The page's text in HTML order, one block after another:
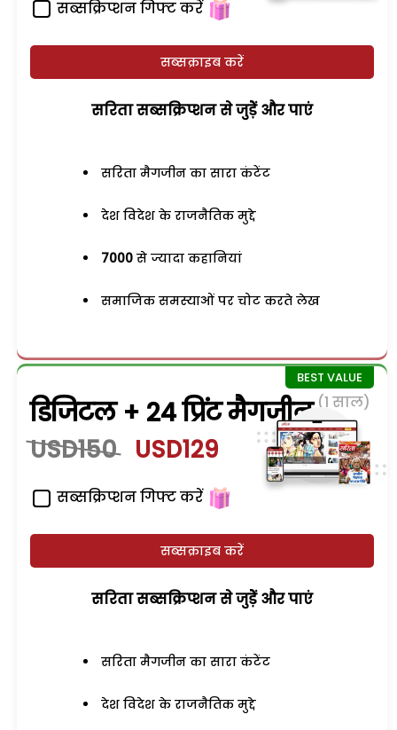
सब्सक्रिप्शन गिफ्ट करें
सब्सक्राइब करें
सरिता सब्सक्रिप्शन से जुड़ेें और पाएं
सरिता मैगजीन का सारा कंटेंट
देश विदेश के राजनैतिक मुद्दे
7000 से ज्यादा कहानियां
समाजिक समस्याओं पर चोट करते लेख
डिजिटल + 24 प्रिंट मैगजीन (1 साल)
USD150 USD129
सब्सक्रिप्शन गिफ्ट करें
सब्सक्राइब करें
सरिता सब्सक्रिप्शन से जुड़ेें और पाएं
सरिता मैगजीन का सारा कंटेंट
देश विदेश के राजनैतिक मुद्दे